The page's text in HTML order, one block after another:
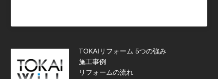
TOKAIリフォーム 5つの強み
施工事例
リフォームの流れ